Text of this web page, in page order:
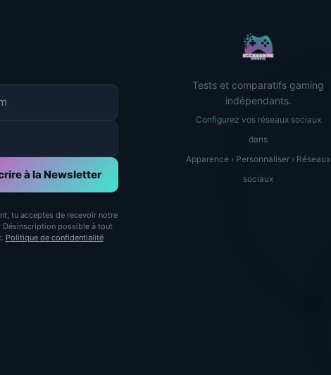
à la Newsletter
tu acceptes de recevoir notre
Désinscription possible à tout
Politique de confidentialité
Tests et comparatifs gaming
indépendants.
Configurez vos réseaux sociaux
dans
Apparence › Personnaliser › Réseaux
sociaux